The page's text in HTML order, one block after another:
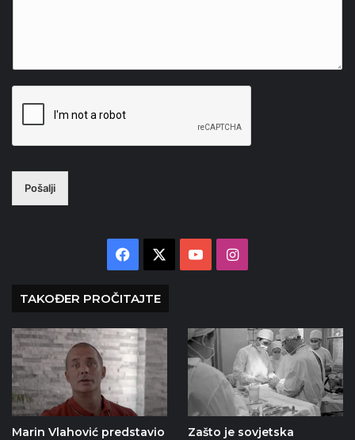
Pošalji
Facebook YouTubeInstagram
TAKOĐER PROČITAJTE
Marin Vlahović predstavio
Zašto je sovjetska